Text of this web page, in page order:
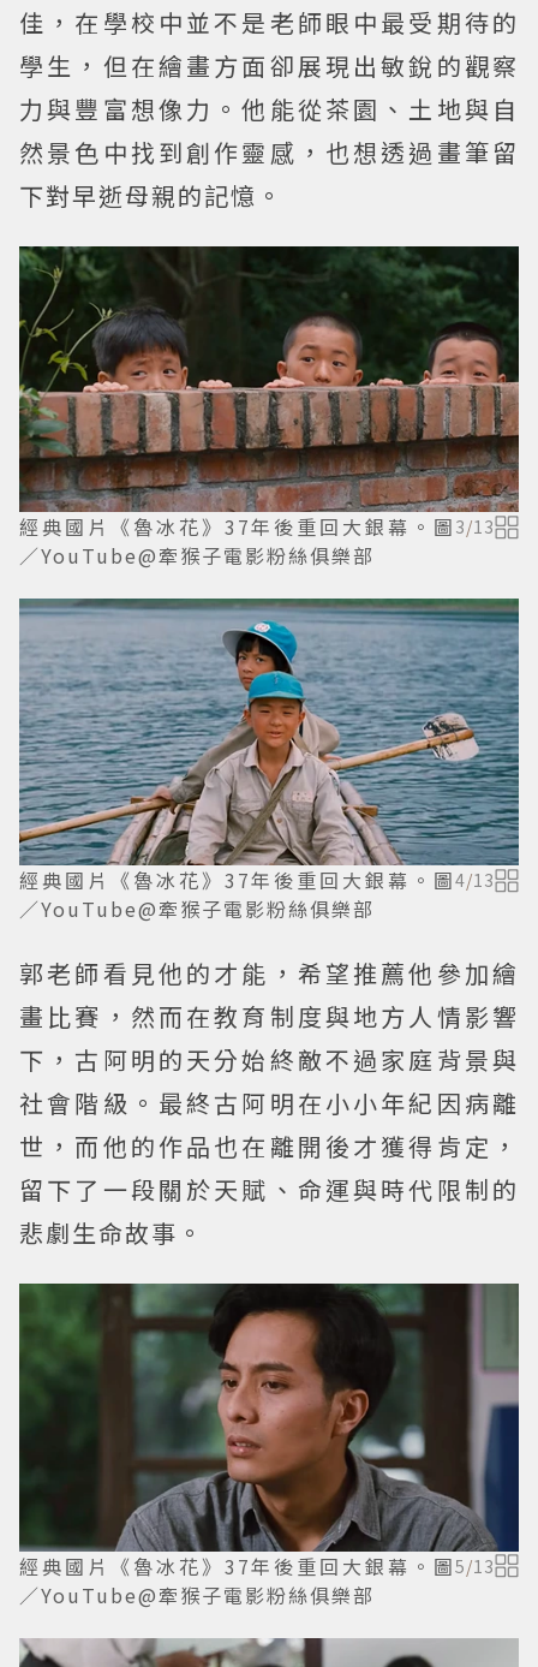
佳，在學校中並不是老師眼中最受期待的
學生，但在繪畫方面卻展現出敏銳的觀察
力與豐富想像力。他能從茶園、土地與自
然景色中找到創作靈感，也想透過畫筆留
下對早逝母親的記憶。
經典國片《魯冰花》37年後重回大銀幕。圖
／YouTube@牽猴子電影粉絲俱樂部
3/13
經典國片《魯冰花》37年後重回大銀幕。圖
／YouTube@牽猴子電影粉絲俱樂部
4/13
郭老師看見他的才能，希望推薦他參加繪
畫比賽，然而在教育制度與地方人情影響
下，古阿明的天分始終敵不過家庭背景與
社會階級。最終古阿明在小小年紀因病離
世，而他的作品也在離開後才獲得肯定，
留下了一段關於天賦、命運與時代限制的
悲劇生命故事。
經典國片《魯冰花》37年後重回大銀幕。圖
／YouTube@牽猴子電影粉絲俱樂部
5/13